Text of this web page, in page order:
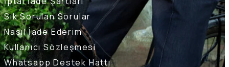
Sık Sorulan Sorular
Nasıl İade Ederim
Kullanıcı Sözleşmesi
Whatsapp Destek Hattı